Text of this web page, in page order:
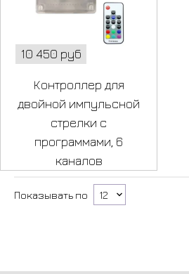
10 450 руб
Контроллер для
двойной импульсной
стрелки с
программами, 6
каналов
Показывать по